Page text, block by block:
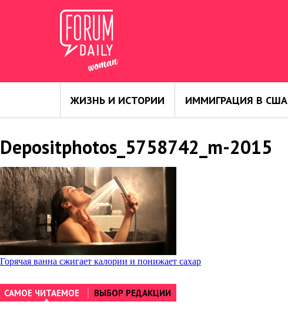
ЖИЗНЬ И ИСТОРИИ ИММИГРАЦИЯ В США
Depositphotos_5758742_m-2015
Навигация
по
записям
Горячая ванна сжигает калории и понижает сахар
САМОЕ ЧИТАЕМОЕ ВЫБОР РЕДАКЦИИ